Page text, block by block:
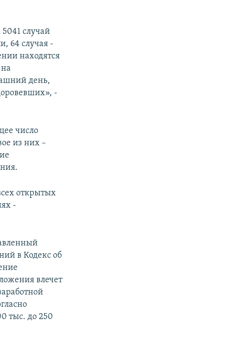
случай
64 случая -
находятся
день,
-
число
из них –
открытых
-
в Кодекс об
влечет
тыс. до 250